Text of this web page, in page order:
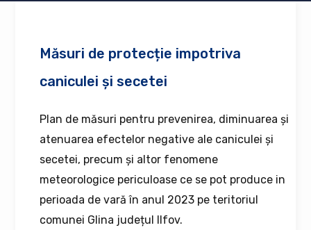
Măsuri de protecție impotriva
caniculei și secetei
Plan de măsuri pentru prevenirea, diminuarea și
atenuarea efectelor negative ale caniculei și
secetei, precum și altor fenomene
meteorologice periculoase ce se pot produce in
perioada de vară în anul 2023 pe teritoriul
comunei Glina județul Ilfov.